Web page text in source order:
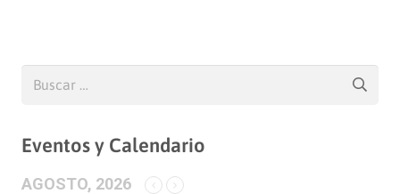
Eventos y Calendario
AGOSTO, 2026